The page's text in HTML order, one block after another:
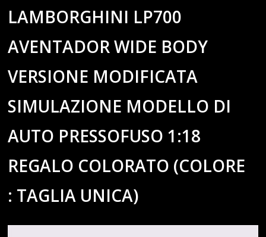
LAMBORGHINI LP700
AVENTADOR WIDE BODY
VERSIONE MODIFICATA
SIMULAZIONE MODELLO DI
AUTO PRESSOFUSO 1:18
REGALO COLORATO (COLORE
: TAGLIA UNICA)